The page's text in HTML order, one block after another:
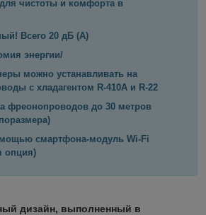
чистоты и комфорта в
Всего 20 дБ (А)
энергии/
можно устанавливать на
с хладагентом R-410A и R-22
фреонопроводов до 30 метров
смартфона-модуль Wi-Fi
опция)
дизайн, выполненный в